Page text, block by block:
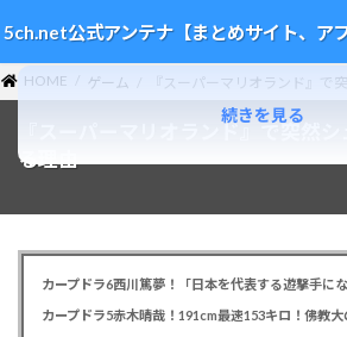
ン
テ
ン
ツ
ビ
ゲ
ー
シ
5ch.net公式アンテナ【まとめサイト、ア
HOME ゲーム 『スーパーマリオランド』で
『スーパーマリオランド』で突然シ
る理由
続きを見る